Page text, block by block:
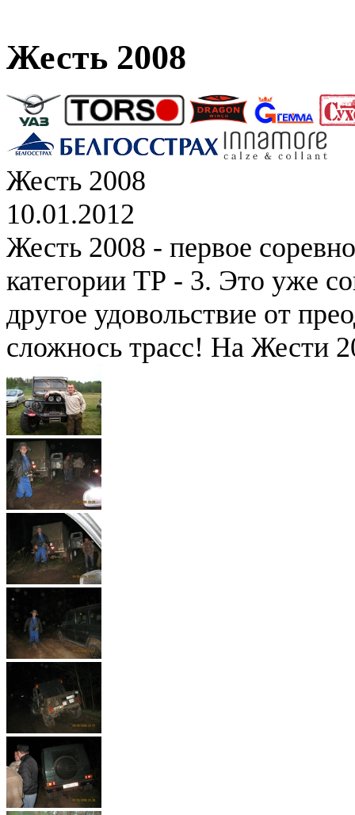
Жесть 2008
Жесть 2008
10.01.2012
Жесть 2008 - первое
категории ТР - 3. Это уже
другое удовольствие от
сложнось трасс! На Жести